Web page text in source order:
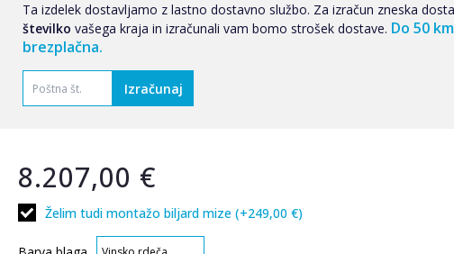
Ta izdelek dostavljamo z lastno dostavno službo. Za izračun zneska
številko vašega kraja in izračunali vam bomo strošek dostave. Do 50
brezplačna.
8.207,00 €
Želim tudi montažo biljard mize (+249,00 €)